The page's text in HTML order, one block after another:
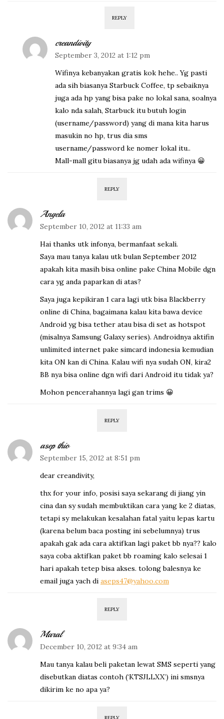
REPLY
creandivity
September 3, 2012 at 1:12 pm
Wifinya kebanyakan gratis kok hehe.. Yg pasti
ada sih biasanya Starbuck Coffee, tp sebaiknya
juga ada hp yang bisa pake no lokal sana, soalnya
kalo nda salah, Starbuck itu butuh login
(username/password) yang di mana kita harus
masukin no hp, trus dia sms
username/password ke nomer lokal itu..
Mall-mall gitu biasanya jg udah ada wifinya 😀
REPLY
Angela
September 10, 2012 at 11:33 am
Hai thanks utk infonya, bermanfaat sekali.
Saya mau tanya kalau utk bulan September 2012
apakah kita masih bisa online pake China Mobile dgn
cara yg anda paparkan di atas?
Saya juga kepikiran 1 cara lagi utk bisa Blackberry
online di China, bagaimana kalau kita bawa device
Android yg bisa tether atau bisa di set as hotspot
(misalnya Samsung Galaxy series). Androidnya aktifin
unlimited internet pake simcard indonesia kemudian
kita ON kan di China. Kalau wifi nya sudah ON, kira2
BB nya bisa online dgn wifi dari Android itu tidak ya?
Mohon pencerahannya lagi gan trims 😀
REPLY
asep thio
September 15, 2012 at 8:51 pm
dear creandivity,
thx for your info, posisi saya sekarang di jiang yin
cina dan sy sudah membuktikan cara yang ke 2 diatas,
tetapi sy melakukan kesalahan fatal yaitu lepas kartu
(karena belum baca posting ini sebelumnya) trus
apakah gak ada cara aktifkan lagi paket bb nya?? kalo
saya coba aktifkan paket bb roaming kalo selesai 1
hari apakah tetep bisa akses. tolong balesnya ke
email juga yach di aseps47@yahoo.com
REPLY
Maral
December 10, 2012 at 9:34 am
Mau tanya kalau beli paketan lewat SMS seperti yang
disebutkan diatas contoh (‘KTSJLLXX’) ini smsnya
dikirim ke no apa ya?